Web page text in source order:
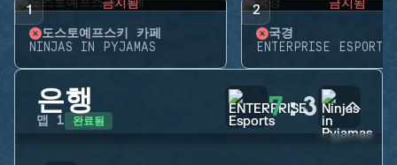
1 금지됨
도스토예프스키 카페
NINJAS IN PYJAMAS
2 금지됨
국경
ENTERPRISE ESPORTS
은행
맵 1 완료됨 7:3